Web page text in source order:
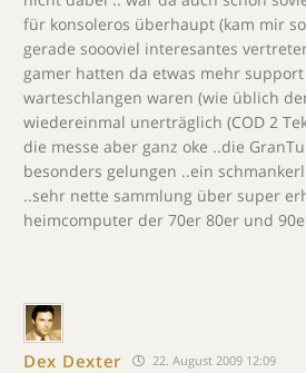
für konsoleros überhaupt (kam mir
gerade soooviel interesantes
gamer hatten da etwas mehr
warteschlangen waren (wie üblich
wiedereinmal unerträglich (COD 2
die messe aber ganz oke ..die
besonders gelungen ..ein
..sehr nette sammlung über super
heimcomputer der 70er 80er und
Dex Dexter 22. August 2009 12:09